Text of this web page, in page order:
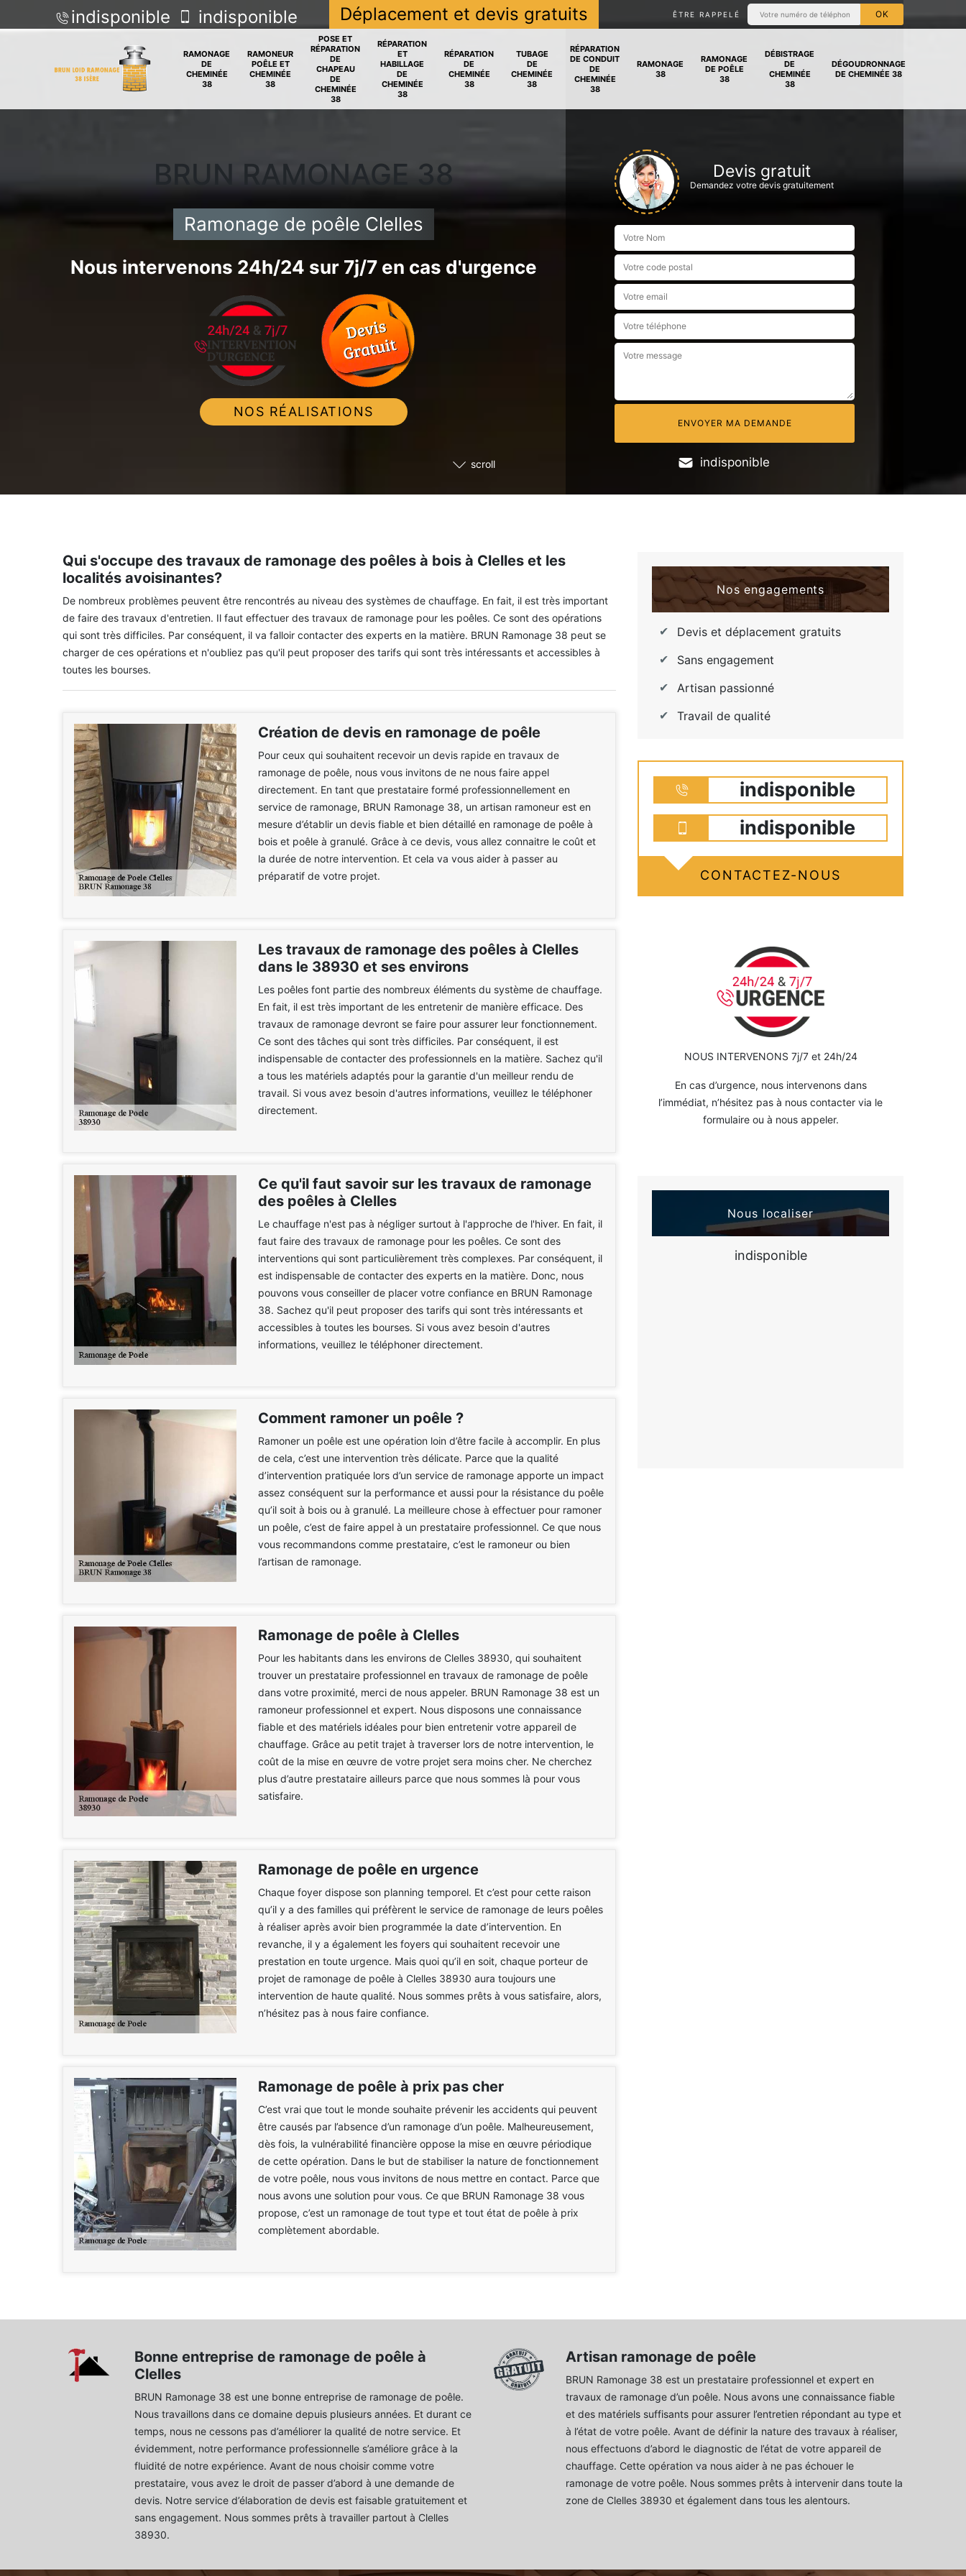
indisponible indisponible Déplacement et devis gratuits ÊTRE RAPPELÉ
RAMONAGE
DE
CHEMINÉE
38
RAMONEUR
POÊLE ET
CHEMINÉE
38
POSE ET
RÉPARATION
DE
CHAPEAU
DE
CHEMINÉE
38
RÉPARATION
ET
HABILLAGE
DE
CHEMINÉE
38
RÉPARATION
DE
CHEMINÉE
38
TUBAGE
DE
CHEMINÉE
38
RÉPARATION
DE CONDUIT
DE
CHEMINÉE
38
RAMONAGE
38
RAMONAGE
DE POÊLE
38
DÉBISTRAGE
DE
CHEMINÉE
38
DÉGOUDRONNAGE
DE CHEMINÉE 38
scroll
BRUN RAMONAGE 38
Ramonage de poêle Clelles
Nous intervenons 24h/24 sur 7j/7 en cas d'urgence
NOS RÉALISATIONS
Devis gratuit
Demandez votre devis gratuitement
indisponible
Qui s'occupe des travaux de ramonage des poêles à bois à Clelles et les
localités avoisinantes?
De nombreux problèmes peuvent être rencontrés au niveau des systèmes de chauffage. En fait, il est très important
de faire des travaux d'entretien. Il faut effectuer des travaux de ramonage pour les poêles. Ce sont des opérations
qui sont très difficiles. Par conséquent, il va falloir contacter des experts en la matière. BRUN Ramonage 38 peut se
charger de ces opérations et n'oubliez pas qu'il peut proposer des tarifs qui sont très intéressants et accessibles à
toutes les bourses.
Création de devis en ramonage de poêle
Pour ceux qui souhaitent recevoir un devis rapide en travaux de
ramonage de poêle, nous vous invitons de ne nous faire appel
directement. En tant que prestataire formé professionnellement en
service de ramonage, BRUN Ramonage 38, un artisan ramoneur est en
mesure d’établir un devis fiable et bien détaillé en ramonage de poêle à
bois et poêle à granulé. Grâce à ce devis, vous allez connaitre le coût et
la durée de notre intervention. Et cela va vous aider à passer au
préparatif de votre projet.
Les travaux de ramonage des poêles à Clelles
dans le 38930 et ses environs
Les poêles font partie des nombreux éléments du système de chauffage.
En fait, il est très important de les entretenir de manière efficace. Des
travaux de ramonage devront se faire pour assurer leur fonctionnement.
Ce sont des tâches qui sont très difficiles. Par conséquent, il est
indispensable de contacter des professionnels en la matière. Sachez qu'il
a tous les matériels adaptés pour la garantie d'un meilleur rendu de
travail. Si vous avez besoin d'autres informations, veuillez le téléphoner
directement.
Ce qu'il faut savoir sur les travaux de ramonage
des poêles à Clelles
Le chauffage n'est pas à négliger surtout à l'approche de l'hiver. En fait, il
faut faire des travaux de ramonage pour les poêles. Ce sont des
interventions qui sont particulièrement très complexes. Par conséquent, il
est indispensable de contacter des experts en la matière. Donc, nous
pouvons vous conseiller de placer votre confiance en BRUN Ramonage
38. Sachez qu'il peut proposer des tarifs qui sont très intéressants et
accessibles à toutes les bourses. Si vous avez besoin d'autres
informations, veuillez le téléphoner directement.
Comment ramoner un poêle ?
Ramoner un poêle est une opération loin d’être facile à accomplir. En plus
de cela, c’est une intervention très délicate. Parce que la qualité
d’intervention pratiquée lors d’un service de ramonage apporte un impact
assez conséquent sur la performance et aussi pour la résistance du poêle
qu’il soit à bois ou à granulé. La meilleure chose à effectuer pour ramoner
un poêle, c’est de faire appel à un prestataire professionnel. Ce que nous
vous recommandons comme prestataire, c’est le ramoneur ou bien
l’artisan de ramonage.
Ramonage de poêle à Clelles
Pour les habitants dans les environs de Clelles 38930, qui souhaitent
trouver un prestataire professionnel en travaux de ramonage de poêle
dans votre proximité, merci de nous appeler. BRUN Ramonage 38 est un
ramoneur professionnel et expert. Nous disposons une connaissance
fiable et des matériels idéales pour bien entretenir votre appareil de
chauffage. Grâce au petit trajet à traverser lors de notre intervention, le
coût de la mise en œuvre de votre projet sera moins cher. Ne cherchez
plus d’autre prestataire ailleurs parce que nous sommes là pour vous
satisfaire.
Ramonage de poêle en urgence
Chaque foyer dispose son planning temporel. Et c’est pour cette raison
qu’il y a des familles qui préfèrent le service de ramonage de leurs poêles
à réaliser après avoir bien programmée la date d’intervention. En
revanche, il y a également les foyers qui souhaitent recevoir une
prestation en toute urgence. Mais quoi qu’il en soit, chaque porteur de
projet de ramonage de poêle à Clelles 38930 aura toujours une
intervention de haute qualité. Nous sommes prêts à vous satisfaire, alors,
n’hésitez pas à nous faire confiance.
Ramonage de poêle à prix pas cher
C’est vrai que tout le monde souhaite prévenir les accidents qui peuvent
être causés par l’absence d’un ramonage d’un poêle. Malheureusement,
dès fois, la vulnérabilité financière oppose la mise en œuvre périodique
de cette opération. Dans le but de stabiliser la nature de fonctionnement
de votre poêle, nous vous invitons de nous mettre en contact. Parce que
nous avons une solution pour vous. Ce que BRUN Ramonage 38 vous
propose, c’est un ramonage de tout type et tout état de poêle à prix
complètement abordable.
Nos engagements
Devis et déplacement gratuits
Sans engagement
Artisan passionné
Travail de qualité
indisponible
indisponible
CONTACTEZ-NOUS
NOUS INTERVENONS 7j/7 et 24h/24
En cas d’urgence, nous intervenons dans
l’immédiat, n’hésitez pas à nous contacter via le
formulaire ou à nous appeler.
Nous localiser
indisponible
Bonne entreprise de ramonage de poêle à
Clelles
BRUN Ramonage 38 est une bonne entreprise de ramonage de poêle.
Nous travaillons dans ce domaine depuis plusieurs années. Et durant ce
temps, nous ne cessons pas d’améliorer la qualité de notre service. Et
évidemment, notre performance professionnelle s’améliore grâce à la
fluidité de notre expérience. Avant de nous choisir comme votre
prestataire, vous avez le droit de passer d’abord à une demande de
devis. Notre service d’élaboration de devis est faisable gratuitement et
sans engagement. Nous sommes prêts à travailler partout à Clelles
38930.
Artisan ramonage de poêle
BRUN Ramonage 38 est un prestataire professionnel et expert en
travaux de ramonage d’un poêle. Nous avons une connaissance fiable
et des matériels suffisants pour assurer l’entretien répondant au type et
à l’état de votre poêle. Avant de définir la nature des travaux à réaliser,
nous effectuons d’abord le diagnostic de l’état de votre appareil de
chauffage. Cette opération va nous aider à ne pas échouer le
ramonage de votre poêle. Nous sommes prêts à intervenir dans toute la
zone de Clelles 38930 et également dans tous les alentours.